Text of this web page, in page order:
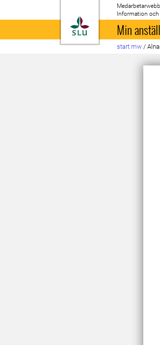
Till startsida
Information
Min
start mw /